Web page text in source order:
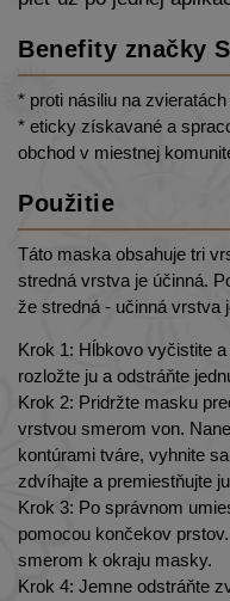
Benefity značky
* proti násiliu na zvieratách
* eticky získavané a
obchod v miestnej
Použitie
Táto maska obsahuje tri
stredná vrstva je účinná.
že stredná - učinná vrstva
Krok 1: Hĺbkovo vyčistite
rozložte ju a odstráňte
Krok 2: Pridržte masku
vrstvou smerom von.
kontúrami tváre, vyhnite
zdvíhajte a premiestňujte
Krok 3: Po správnom
pomocou končekov
smerom k okraju masky.
Krok 4: Jemne odstráňte